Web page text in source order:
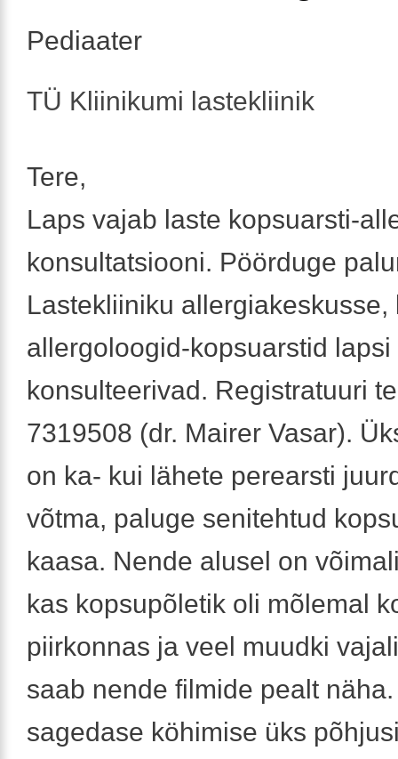
Pediaater
TÜ Kliinikumi lastekliinik
Tere,
Laps vajab laste kopsuarsti-
konsultatsiooni. Pöörduge
Lastekliiniku allergiakeskusse,
allergoloogid-kopsuarstid lapsi
konsulteerivad. Registratuuri
7319508 (dr. Mairer Vasar).
on ka- kui lähete perearsti
võtma, paluge senitehtud
kaasa. Nende alusel on
kas kopsupõletik oli mõlemal
piirkonnas ja veel muudki
saab nende filmide pealt
sagedase köhimise üks